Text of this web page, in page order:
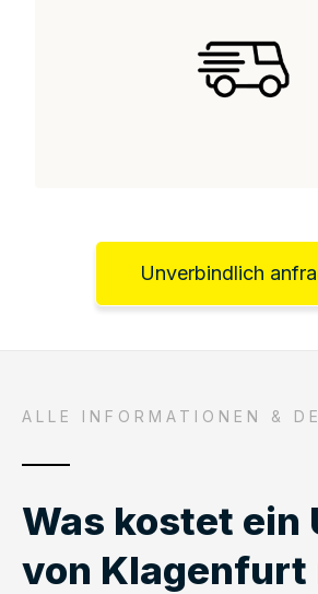
Unverbindlich
ALLE INFORMATIONEN &
Was kostet ein
von Klagenfurt